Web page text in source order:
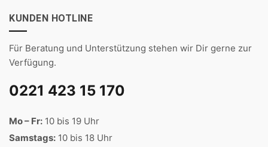
KUNDEN HOTLINE
Für Beratung und Unterstützung stehen wir Dir gerne zur
Verfügung.
0221 423 15 170
Mo – Fr: 10 bis 19 Uhr
Samstags: 10 bis 18 Uhr